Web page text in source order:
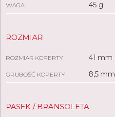
WAGA 45 g
ROZMIAR
ROZMIAR KOPERTY 41 mm
GRUBOŚĆ KOPERTY 8,5 mm
PASEK / BRANSOLETA